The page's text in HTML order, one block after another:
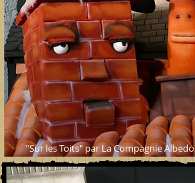
"Sur les Toits" par La Compagnie Albedo